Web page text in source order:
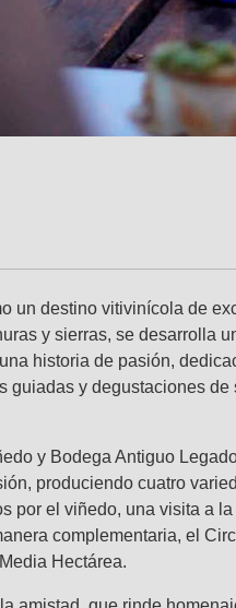
un destino vitivinícola de
y sierras, se desarrolla
historia de pasión,
guiadas y degustaciones
y Bodega Antiguo
produciendo cuatro
por el viñedo, una visita a
complementaria, el
Hectárea.